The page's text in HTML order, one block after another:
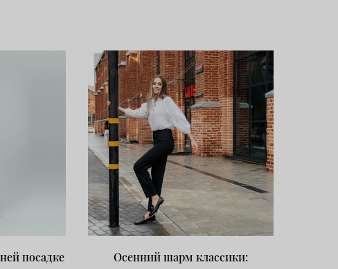
посадке
Осенний шарм классики: